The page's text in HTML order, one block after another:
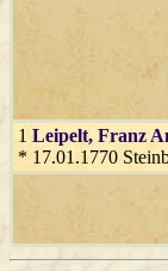
1 Leipelt, Franz
* 17.01.1770